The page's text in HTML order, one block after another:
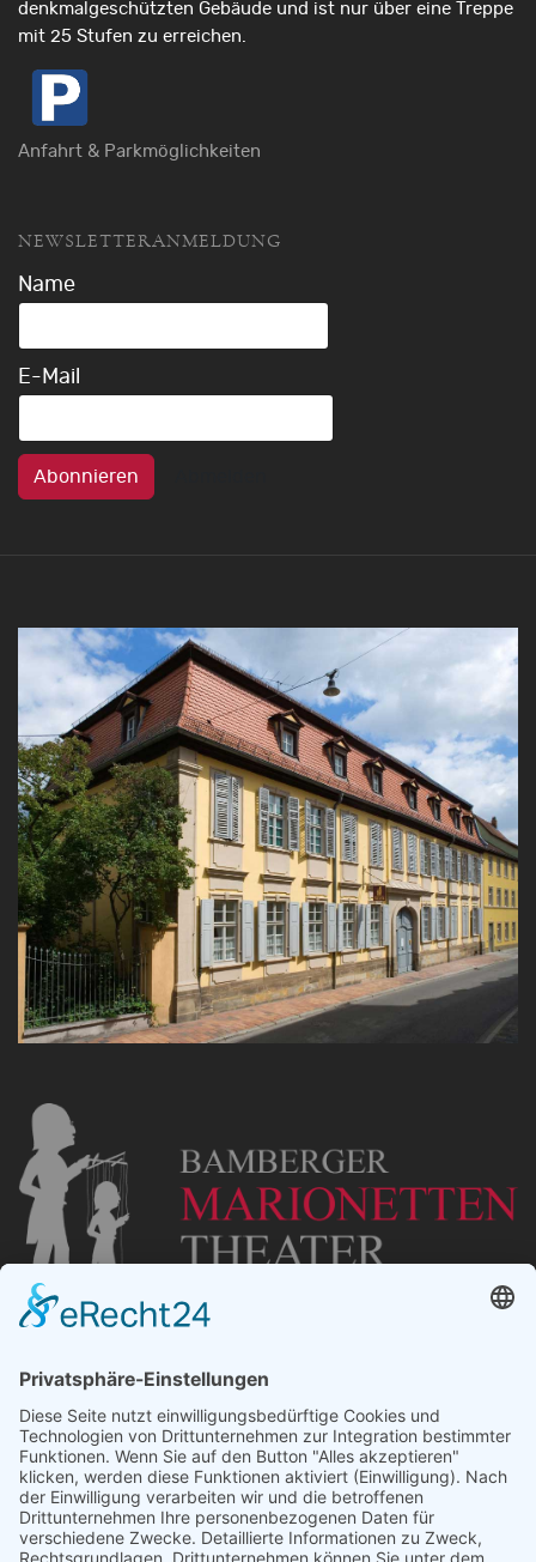
denkmalgeschützten Gebäude und ist nur über eine Treppe
mit 25 Stufen zu erreichen.
Anfahrt & Parkmöglichkeiten
NEWSLETTERANMELDUNG
Name
E-Mail
Abonnieren
„Staubsches Haus“
Untere Sandstraße 30
96049 Bamberg